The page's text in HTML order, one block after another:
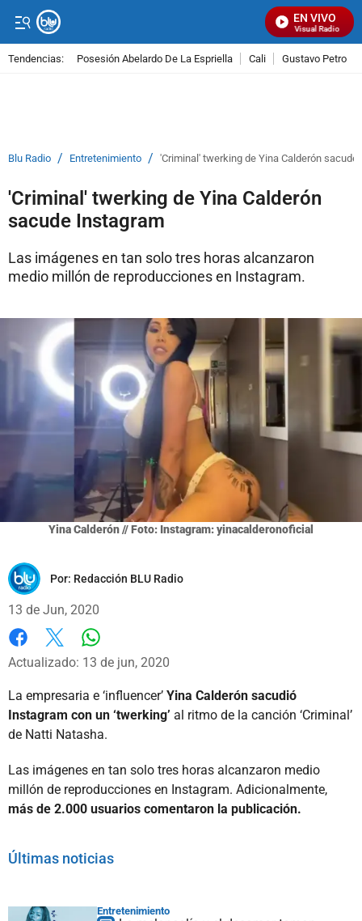
EN VIVO
Señal Visual Radio
Tendencias: Posesión Abelardo De La Espriella Cali Gustavo Petro
Blu Radio / Entretenimiento / 'Criminal' twerking de Yina Calderón sacude
'Criminal' twerking de Yina Calderón
sacude Instagram
Las imágenes en tan solo tres horas alcanzaron
medio millón de reproducciones en Instagram.
Yina Calderón // Foto: Instagram: yinacalderonoficial
Por: Redacción BLU Radio
13 de Jun, 2020
Facebook
X
Actualizado: 13 de jun, 2020
La empresaria e ‘influencer’ Yina Calderón sacudió
Instagram con un ‘twerking’ al ritmo de la canción ‘Criminal’
de Natti Natasha.
Las imágenes en tan solo tres horas alcanzaron medio
millón de reproducciones en Instagram. Adicionalmente,
más de 2.000 usuarios comentaron la publicación.
Últimas noticias
Entretenimiento